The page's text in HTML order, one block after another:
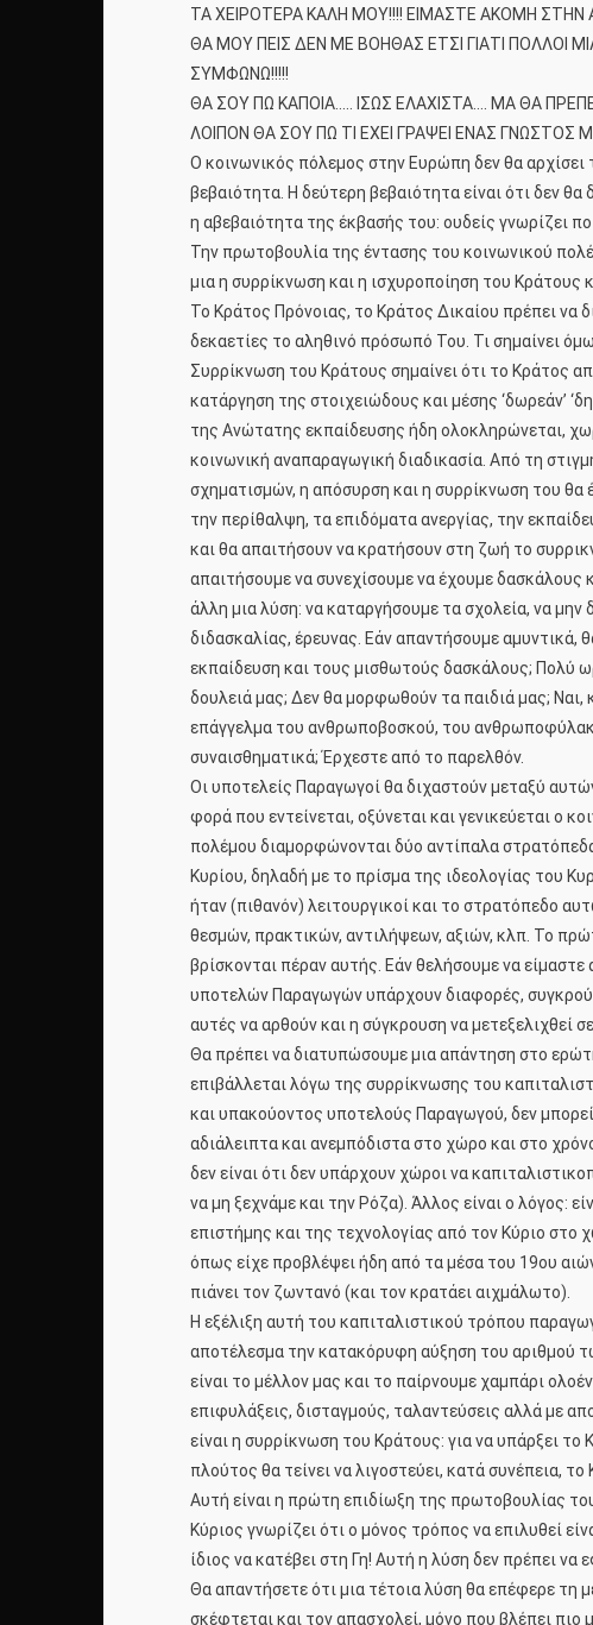
ΤΑ ΧΕΙΡΟΤΕΡΑ ΚΑΛΗ ΜΟΥ!!!! ΕΙΜΑΣΤΕ ΑΚΟΜΗ ΣΤΗΝ
ΘΑ ΜΟΥ ΠΕΙΣ ΔΕΝ ΜΕ ΒΟΗΘΑΣ ΕΤΣΙ ΓΙΑΤΙ ΠΟΛΛΟΙ
ΣΥΜΦΩΝΩ!!!!!
ΘΑ ΣΟΥ ΠΩ ΚΑΠΟΙΑ….. ΙΣΩΣ ΕΛΑΧΙΣΤΑ…. ΜΑ ΘΑ
ΛΟΙΠΟΝ ΘΑ ΣΟΥ ΠΩ ΤΙ ΕΧΕΙ ΓΡΑΨΕΙ ΕΝΑΣ ΓΝΩΣΤΟΣ
Ο κοινωνικός πόλεμος στην Ευρώπη δεν θα αρχίσει
βεβαιότητα. Η δεύτερη βεβαιότητα είναι ότι δεν
η αβεβαιότητα της έκβασής του: ουδείς γνωρίζει
Την πρωτοβουλία της έντασης του κοινωνικού
μια η συρρίκνωση και η ισχυροποίηση του
Το Κράτος Πρόνοιας, το Κράτος Δικαίου πρέπει να
δεκαετίες το αληθινό πρόσωπό Του. Τι σημαίνει
Συρρίκνωση του Κράτους σημαίνει ότι το Κράτος
κατάργηση της στοιχειώδους και μέσης ‘δωρεάν’
της Ανώτατης εκπαίδευσης ήδη ολοκληρώνεται,
κοινωνική αναπαραγωγική διαδικασία. Από τη
σχηματισμών, η απόσυρση και η συρρίκνωση του
την περίθαλψη, τα επιδόματα ανεργίας, την
και θα απαιτήσουν να κρατήσουν στη ζωή το
απαιτήσουμε να συνεχίσουμε να έχουμε δασκάλους
άλλη μια λύση: να καταργήσουμε τα σχολεία, να
διδασκαλίας, έρευνας. Εάν απαντήσουμε αμυντικά,
εκπαίδευση και τους μισθωτούς δασκάλους; Πολύ
δουλειά μας; Δεν θα μορφωθούν τα παιδιά μας; Ναι,
επάγγελμα του ανθρωποβοσκού, του
συναισθηματικά; Έρχεστε από το παρελθόν.
Οι υποτελείς Παραγωγοί θα διχαστούν μεταξύ
φορά που εντείνεται, οξύνεται και γενικεύεται ο
πολέμου διαμορφώνονται δύο αντίπαλα
Κυρίου, δηλαδή με το πρίσμα της ιδεολογίας του
ήταν (πιθανόν) λειτουργικοί και το στρατόπεδο
θεσμών, πρακτικών, αντιλήψεων, αξιών, κλπ. Το
βρίσκονται πέραν αυτής. Εάν θελήσουμε να
υποτελών Παραγωγών υπάρχουν διαφορές,
αυτές να αρθούν και η σύγκρουση να μετεξελιχθεί
Θα πρέπει να διατυπώσουμε μια απάντηση στο
επιβάλλεται λόγω της συρρίκνωσης του
και υπακούοντος υποτελούς Παραγωγού, δεν μπορεί
αδιάλειπτα και ανεμπόδιστα στο χώρο και στο
δεν είναι ότι δεν υπάρχουν χώροι να
να μη ξεχνάμε και την Ρόζα). Άλλος είναι ο λόγος:
επιστήμης και της τεχνολογίας από τον Κύριο στο
όπως είχε προβλέψει ήδη από τα μέσα του 19ου
πιάνει τον ζωντανό (και τον κρατάει αιχμάλωτο).
Η εξέλιξη αυτή του καπιταλιστικού τρόπου
αποτέλεσμα την κατακόρυφη αύξηση του αριθμού
είναι το μέλλον μας και το παίρνουμε χαμπάρι
επιφυλάξεις, δισταγμούς, ταλαντεύσεις αλλά με
είναι η συρρίκνωση του Κράτους: για να υπάρξει
πλούτος θα τείνει να λιγοστεύει, κατά συνέπεια,
Αυτή είναι η πρώτη επιδίωξη της πρωτοβουλίας
Κύριος γνωρίζει ότι ο μόνος τρόπος να επιλυθεί
ίδιος να κατέβει στη Γη! Αυτή η λύση δεν πρέπει
Θα απαντήσετε ότι μια τέτοια λύση θα επέφερε τη
σκέφτεται και τον απασχολεί, μόνο που βλέπει πιο